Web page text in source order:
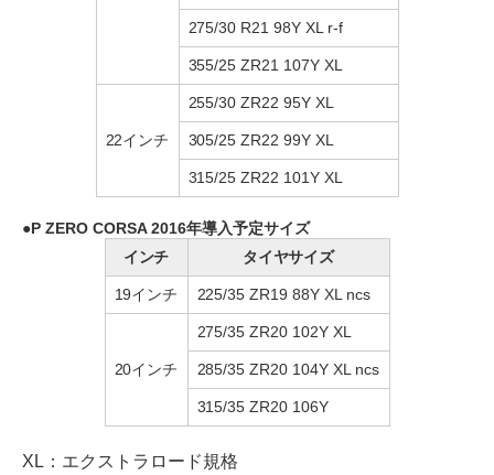
275/30 R21 98Y XL r-f
355/25 ZR21 107Y XL
22インチ
255/30 ZR22 95Y XL
305/25 ZR22 99Y XL
315/25 ZR22 101Y XL
P ZERO CORSA 2016年導入予定サイズ
インチ
タイヤサイズ
19インチ 225/35 ZR19 88Y XL ncs
20インチ
275/35 ZR20 102Y XL
285/35 ZR20 104Y XL ncs
315/35 ZR20 106Y
XL：エクストラロード規格